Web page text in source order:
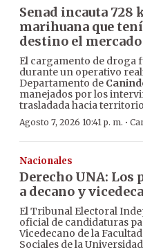
Senad incauta 728
marihuana que
destino el
El cargamento de droga
durante un operativo
Departamento de
manejados por los
trasladada hacia
Agosto 7, 2026 10:41 p. m. ·
Nacionales
Derecho UNA: Los
a decano y
El Tribunal Electoral
oficial de candidaturas
Vicedecano de la
Sociales de la